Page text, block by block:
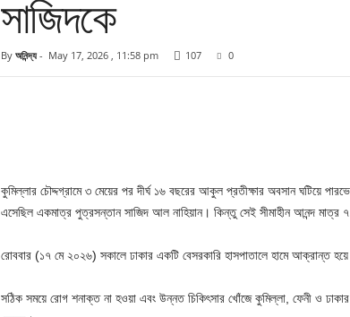
সাজিদকে
By অনিন্দ্য- May 17, 2026 , 11:58 pm 107 0
কুমিল্লার চৌদ্দগ্রামে ৩ মেয়ের পর দীর্ঘ ১৬ বছরের আকুল প্রতীক্ষার অবসান ঘটিয়ে
এসেছিল একমাত্র পুত্রসন্তান সাজিদ আল নাহিয়ান। কিন্তু সেই সীমাহীন আনন্দ মাত্র ৭
রোববার (১৭ মে ২০২৬) সকালে ঢাকার একটি বেসরকারি হাসপাতালে হামে আক্রান্ত
সঠিক সময়ে রোগ শনাক্ত না হওয়া এবং উন্নত চিকিৎসার খোঁজে কুমিল্লা, ফেনী ও